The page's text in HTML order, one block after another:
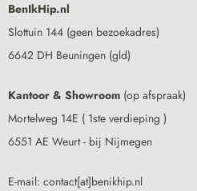
BenIkHip.nl
Slottuin 144 (geen bezoekadres)
6642 DH Beuningen (gld)
Kantoor & Showroom (op afspraak)
Mortelweg 14E ( 1ste verdieping )
6551 AE Weurt - bij Nijmegen
E-mail: contact[at]benikhip.nl